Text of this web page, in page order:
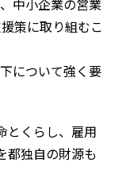
策に取り組むこ
について強く要
とくらし、雇用
都独自の財源も